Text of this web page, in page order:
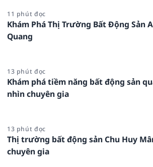
11 phút đọc
Khám Phá Thị Trường Bất Động Sản
Quang
13 phút đọc
Khám phá tiềm năng bất động sản
nhìn chuyên gia
13 phút đọc
Thị trường bất động sản Chu Huy
chuyên gia